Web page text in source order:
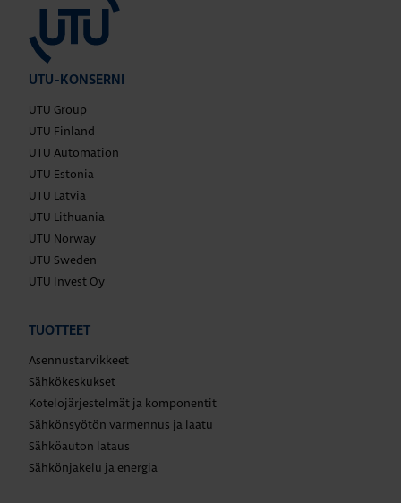
UTU-KONSERNI
UTU Group
UTU Finland
UTU Automation
UTU Estonia
UTU Latvia
UTU Lithuania
UTU Norway
UTU Sweden
UTU Invest Oy
TUOTTEET
Asennustarvikkeet
Sähkökeskukset
Kotelojärjestelmät ja komponentit
Sähkönsyötön varmennus ja laatu
Sähköauton lataus
Sähkönjakelu ja energia